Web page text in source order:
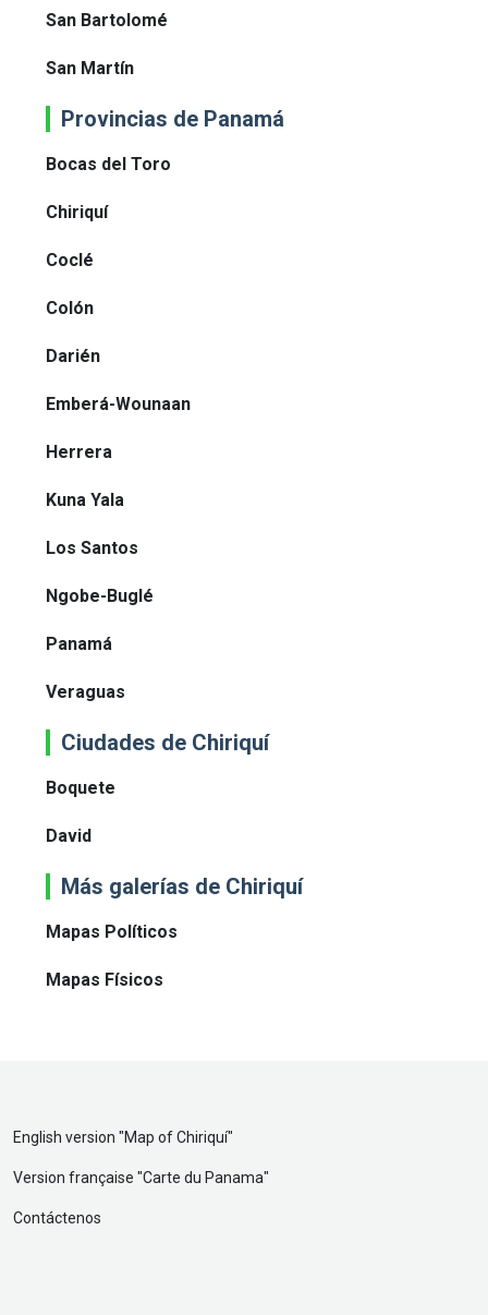
San Bartolomé
San Martín
Provincias de Panamá
Bocas del Toro
Chiriquí
Coclé
Colón
Darién
Emberá-Wounaan
Herrera
Kuna Yala
Los Santos
Ngobe-Buglé
Panamá
Veraguas
Ciudades de Chiriquí
Boquete
David
Más galerías de Chiriquí
Mapas Políticos
Mapas Físicos
English version "Map of Chiriquí"
Version française "Carte du Panama"
Contáctenos